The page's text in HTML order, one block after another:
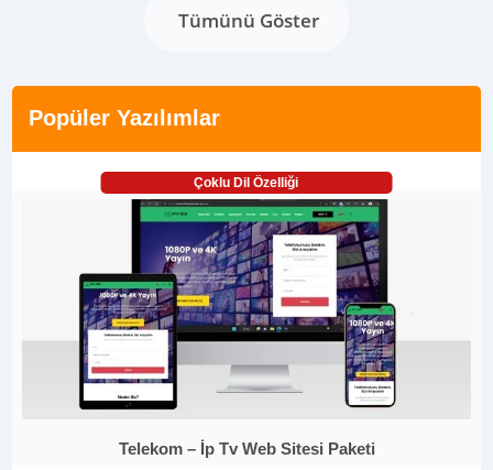
Tümünü Göster
Popüler Yazılımlar
Çoklu Dil Özelliği
Telekom – İp Tv Web Sitesi Paketi